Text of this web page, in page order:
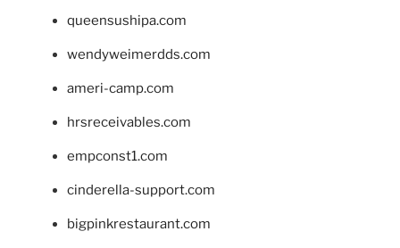
queensushipa.com
wendyweimerdds.com
ameri-camp.com
hrsreceivables.com
empconst1.com
cinderella-support.com
bigpinkrestaurant.com